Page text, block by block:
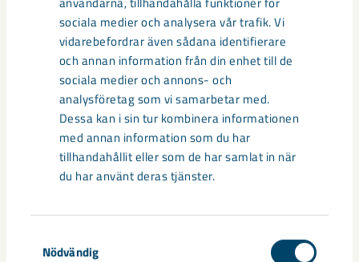
sociala medier och analysera vår trafik. Vi
vidarebefordrar även sådana identifierare
och annan information från din enhet till de
sociala medier och annons- och
analysföretag som vi samarbetar med.
Dessa kan i sin tur kombinera informationen
med annan information som du har
tillhandahållit eller som de har samlat in när
du har använt deras tjänster.
Nödvändig
Norrbotten samlas och får chansen att glänsa. Det är ett
unikt och anrikt arrangemang som för många är förknippat
med varma, personliga minnen, säger Johanna Fogman,
ansvarig för event och sponsring på LKAB.